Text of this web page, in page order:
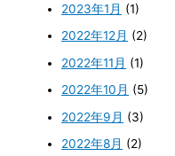
2023年1月 (1)
2022年12月 (2)
2022年11月 (1)
2022年10月 (5)
2022年9月 (3)
2022年8月 (2)